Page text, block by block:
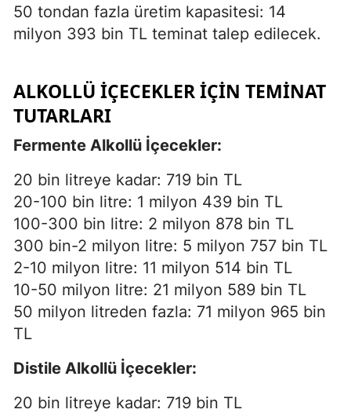
50 tondan fazla üretim kapasitesi: 14
milyon 393 bin TL teminat talep edilecek.
ALKOLLÜ İÇECEKLER İÇIN TEMINAT
TUTARLARI
Fermente Alkollü İçecekler:
20 bin litreye kadar: 719 bin TL
20-100 bin litre: 1 milyon 439 bin TL
100-300 bin litre: 2 milyon 878 bin TL
300 bin-2 milyon litre: 5 milyon 757 bin TL
2-10 milyon litre: 11 milyon 514 bin TL
10-50 milyon litre: 21 milyon 589 bin TL
50 milyon litreden fazla: 71 milyon 965 bin
TL
Distile Alkollü İçecekler:
20 bin litreye kadar: 719 bin TL